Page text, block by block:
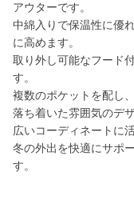
アウターです。
中綿入りで保温性に優
に高めます。
取り外し可能なフード
す。
複数のポケットを配し
落ち着いた雰囲気のデ
広いコーディネートに
冬の外出を快適にサポ
す。